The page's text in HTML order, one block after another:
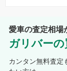
愛車の査定相場
ガリバー
カンタン無料査定